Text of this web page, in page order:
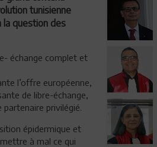
tunisienne
la question des
échange complet et
l’offre européenne,
de libre-échange,
privilégié.
épidermique et
à mal ce qui